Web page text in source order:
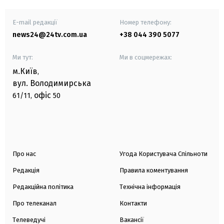
E-mail редакції
news24@24tv.com.ua
Номер телефону:
+38 044 390 5077
Ми тут:
м.Київ,
вул. Володимирська
61/11, офіс 50
Ми в соцмережах:
Про нас
Редакція
Редакційна політика
Про телеканал
Телеведучі
Угода Користувача Спільноти
Правила коментування
Технічна інформація
Контакти
Вакансії